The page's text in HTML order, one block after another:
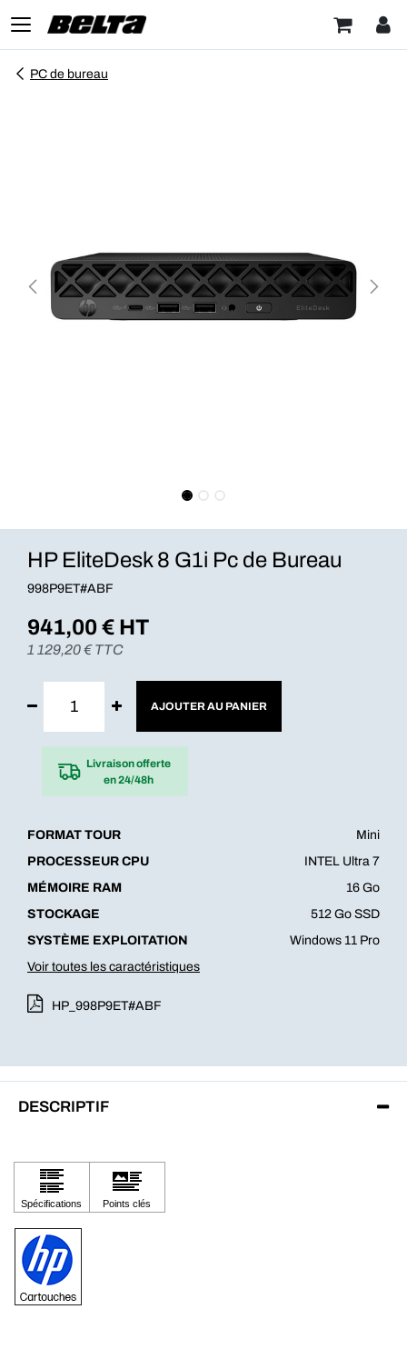
PC de bureau
HP EliteDesk 8 G1i Pc de Bureau
998P9ET#ABF
941,00€ HT
1 129,20€ TTC
AJOUTER AU PANIER
Livraison offerte
en 24/48h
FORMAT TOUR
Mini
PROCESSEUR CPU
INTEL Ultra 7
MÉMOIRE RAM
16 Go
STOCKAGE
512 Go SSD
SYSTÈME EXPLOITATION
Windows 11 Pro
Voir toutes les caractéristiques
HP_998P9ET#ABF
DESCRIPTIF